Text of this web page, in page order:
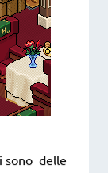
sono delle